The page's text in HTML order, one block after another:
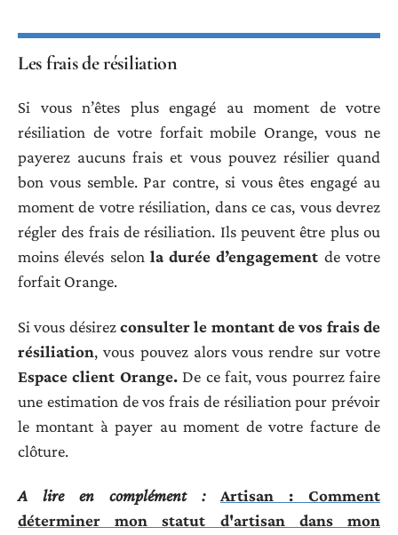
Les frais de résiliation
Si vous n’êtes plus engagé au moment de votre
résiliation de votre forfait mobile Orange, vous ne
payerez aucuns frais et vous pouvez résilier quand
bon vous semble. Par contre, si vous êtes engagé au
moment de votre résiliation, dans ce cas, vous devrez
régler des frais de résiliation. Ils peuvent être plus ou
moins élevés selon la durée d’engagement de votre
forfait Orange.
Si vous désirezconsulter le montant de vos frais de
résiliation, vous pouvez alors vous rendre sur votre
Espace client Orange.De ce fait, vous pourrez faire
une estimation de vos frais de résiliation pour prévoir
le montant à payer au moment de votre facture de
clôture.
A lire en complément :
Artisan : Comment
déterminer mon statut d'artisan dans mon